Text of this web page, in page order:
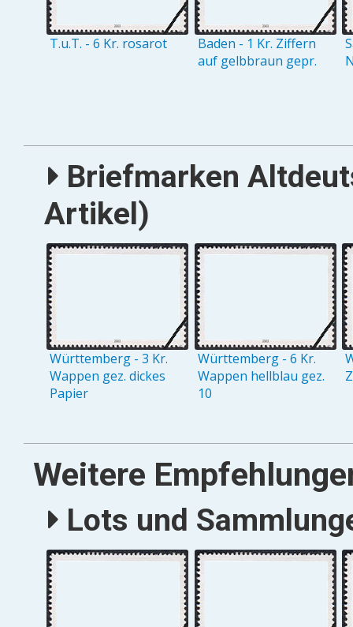
T.u.T. - 6 Kr. rosarot
Baden - 1 Kr. Ziffern
auf gelbbraun gepr.
Briefmarken
Artikel)
Württemberg - 3 Kr.
Wappen gez. dickes
Papier
Württemberg - 6 Kr.
Wappen hellblau gez.
10
Weitere
Lots und